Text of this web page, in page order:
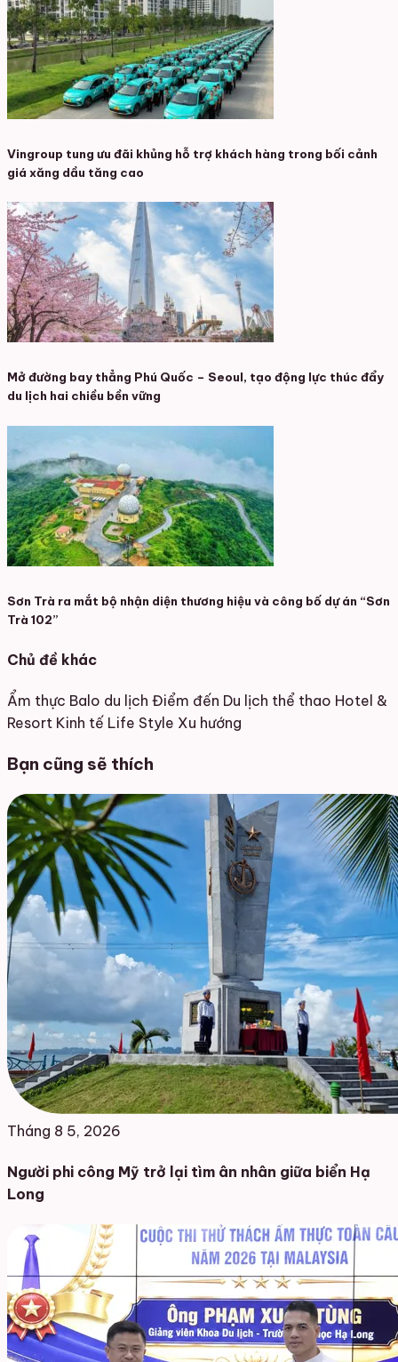
Vingroup tung ưu đãi khủng hỗ trợ khách hàng trong bối cảnh
giá xăng dầu tăng cao
Mở đường bay thẳng Phú Quốc – Seoul, tạo động lực thúc đẩy
du lịch hai chiều bền vững
Sơn Trà ra mắt bộ nhận diện thương hiệu và công bố dự án “Sơn
Trà 102”
Chủ đề khác
Ẩm thực Balo du lịch Điểm đến Du lịch thể thao Hotel &
Resort Kinh tế Life Style Xu hướng
Bạn cũng sẽ thích
Tháng 8 5, 2026
Người phi công Mỹ trở lại tìm ân nhân giữa biển Hạ
Long